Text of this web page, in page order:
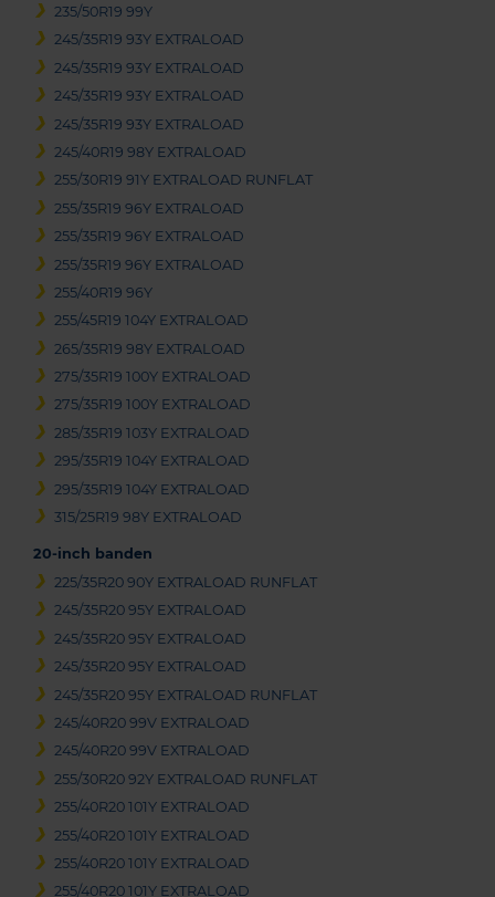
235/50R19 99Y
245/35R19 93Y EXTRALOAD
245/35R19 93Y EXTRALOAD
245/35R19 93Y EXTRALOAD
245/35R19 93Y EXTRALOAD
245/40R19 98Y EXTRALOAD
255/30R19 91Y EXTRALOAD RUNFLAT
255/35R19 96Y EXTRALOAD
255/35R19 96Y EXTRALOAD
255/35R19 96Y EXTRALOAD
255/40R19 96Y
255/45R19 104Y EXTRALOAD
265/35R19 98Y EXTRALOAD
275/35R19 100Y EXTRALOAD
275/35R19 100Y EXTRALOAD
285/35R19 103Y EXTRALOAD
295/35R19 104Y EXTRALOAD
295/35R19 104Y EXTRALOAD
315/25R19 98Y EXTRALOAD
20-inch banden
225/35R20 90Y EXTRALOAD RUNFLAT
245/35R20 95Y EXTRALOAD
245/35R20 95Y EXTRALOAD
245/35R20 95Y EXTRALOAD
245/35R20 95Y EXTRALOAD RUNFLAT
245/40R20 99V EXTRALOAD
245/40R20 99V EXTRALOAD
255/30R20 92Y EXTRALOAD RUNFLAT
255/40R20 101Y EXTRALOAD
255/40R20 101Y EXTRALOAD
255/40R20 101Y EXTRALOAD
255/40R20 101Y EXTRALOAD